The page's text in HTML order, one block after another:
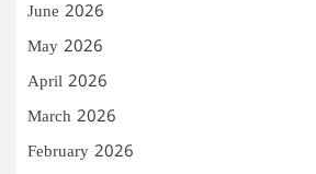
June 2026
May 2026
April 2026
March 2026
February 2026